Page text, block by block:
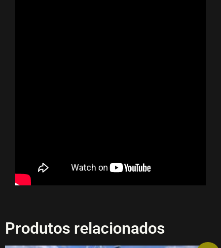
Produtos relacionados